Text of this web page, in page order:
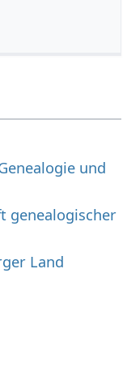
und
genealogischer
Land